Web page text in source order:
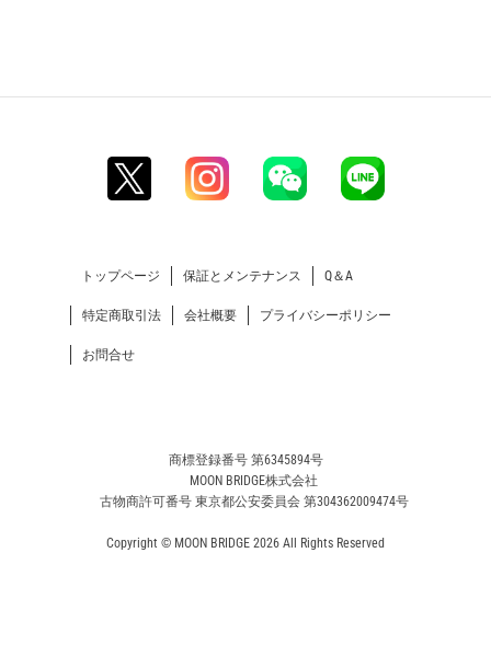
トップページ 保証とメンテナンス Q＆A
特定商取引法 会社概要 プライバシーポリシー
お問合せ
商標登録番号 第6345894号
MOON BRIDGE株式会社
古物商許可番号 東京都公安委員会 第304362009474号
Copyright © MOON BRIDGE 2026 All Rights Reserved